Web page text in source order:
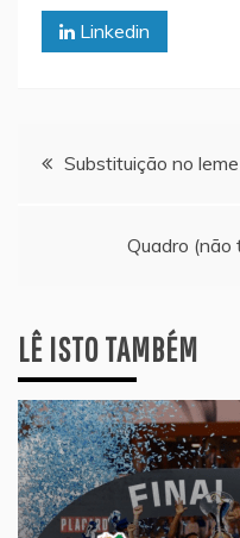
Linkedin
Navegação
Substituição no
Quadro
LÊ ISTO TAMBÉM